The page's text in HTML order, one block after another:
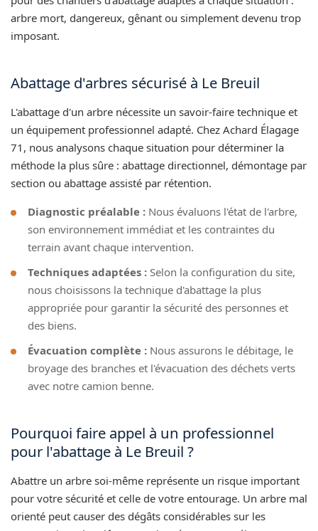
arbre mort, dangereux, gênant ou simplement devenu trop
imposant.
Abattage d'arbres sécurisé à Le Breuil
L'abattage d'un arbre nécessite un savoir-faire technique et
un équipement professionnel adapté. Chez Achard Élagage
71, nous analysons chaque situation pour déterminer la
méthode la plus sûre : abattage directionnel, démontage par
section ou abattage assisté par rétention.
Diagnostic préalable : Nous évaluons l'état de l'arbre,
son environnement immédiat et les contraintes du
terrain avant chaque intervention.
Techniques adaptées : Selon la configuration du site,
nous choisissons la technique d'abattage la plus
appropriée pour garantir la sécurité des personnes et
des biens.
Évacuation complète : Nous assurons le débitage, le
broyage des branches et l'évacuation des déchets verts
avec notre camion benne.
Pourquoi faire appel à un professionnel
pour l'abattage à Le Breuil ?
Abattre un arbre soi-même représente un risque important
pour votre sécurité et celle de votre entourage. Un arbre mal
orienté peut causer des dégâts considérables sur les